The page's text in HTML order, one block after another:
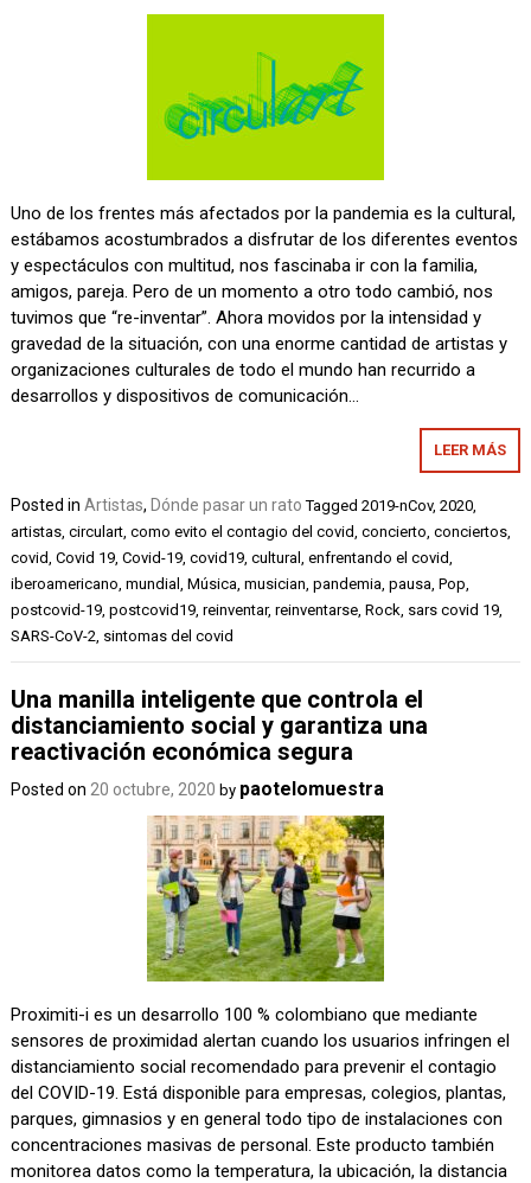
Uno de los frentes más afectados por la pandemia es la cultural,
estábamos acostumbrados a disfrutar de los diferentes eventos
y espectáculos con multitud, nos fascinaba ir con la familia,
amigos, pareja. Pero de un momento a otro todo cambió, nos
tuvimos que “re-inventar”. Ahora movidos por la intensidad y
gravedad de la situación, con una enorme cantidad de artistas y
organizaciones culturales de todo el mundo han recurrido a
desarrollos y dispositivos de comunicación…
LEER MÁS
Posted inArtistas, Dónde pasar un rato Tagged2019-nCov,2020,
artistas,circulart,como evito el contagio del covid,concierto,conciertos,
covid,Covid 19,Covid-19,covid19,cultural,enfrentando el covid,
iberoamericano,mundial,Música,musician,pandemia,pausa,Pop,
postcovid-19,postcovid19,reinventar,reinventarse,Rock, sars covid 19,
SARS-CoV-2, sintomas del covid
Una manilla inteligente que controla el
distanciamiento social y garantiza una
reactivación económica segura
Posted on 20 octubre, 2020 by paotelomuestra
Proximiti-i es un desarrollo 100 % colombiano que mediante
sensores de proximidad alertan cuando los usuarios infringen el
distanciamiento social recomendado para prevenir el contagio
del COVID-19. Está disponible para empresas, colegios, plantas,
parques, gimnasios y en general todo tipo de instalaciones con
concentraciones masivas de personal. Este producto también
monitorea datos como la temperatura, la ubicación, la distancia